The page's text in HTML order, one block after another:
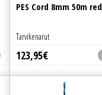
PES Cord 8mm 50m red
123,95€
Tarvikenarut